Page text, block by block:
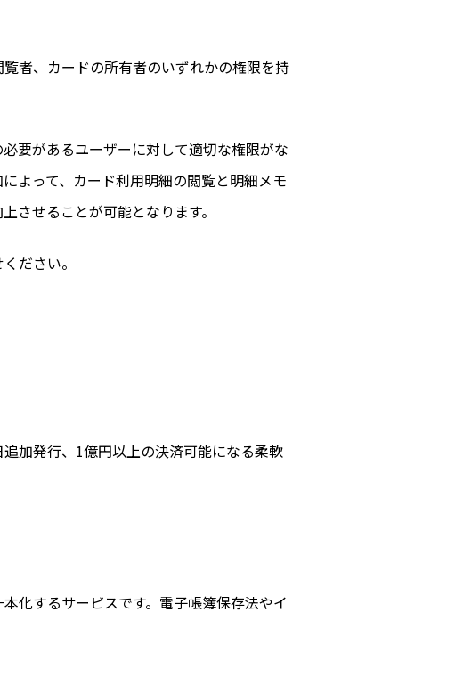
者、カードの所有者のいずれかの権限を持
要があるユーザーに対して適切な権限がな
よって、カード利用明細の閲覧と明細メモ
させることが可能となります。
ださい。
加発行、1億円以上の決済可能になる柔軟
化するサービスです。電子帳簿保存法やイ